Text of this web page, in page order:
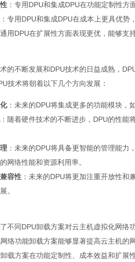
：专用DPU和集成DPU在功能定制性
：专用DPU和集成DPU在成本上更具优
通用DPU在扩展性方面表现更优，能够
的不断发展和DPU技术的日益成熟，
技术将朝着以下几个方向发展：
：未来的DPU将集成更多的功能模块，
：随着硬件技术的不断进步，DPU的性能
：未来的DPU将具备更智能的管理能
网络性能和资源利用率。
容性 ：未来的DPU将更加注重开放性
。
不同DPU卸载方案对云主机虚拟化网络
络功能卸载方案能够显著提高云主机
载方案在功能定制性、成本效益和扩